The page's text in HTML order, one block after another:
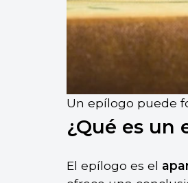
Un epílogo puede
¿Qué es un
El epílogo es el